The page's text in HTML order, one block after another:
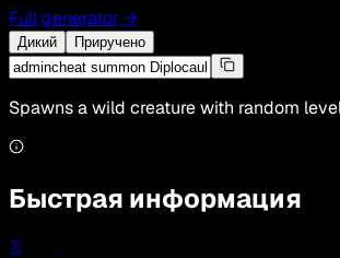
Full generator→
Дикий Приручено
Spawns a wild creature with random
Быстрая информация